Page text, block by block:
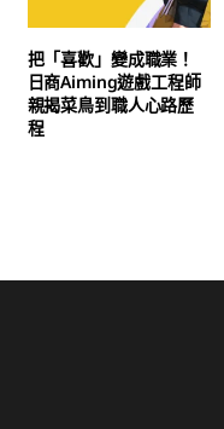
把「喜歡」變成職業！
日商Aiming遊戲工程師
親揭菜鳥到職人心路歷
程